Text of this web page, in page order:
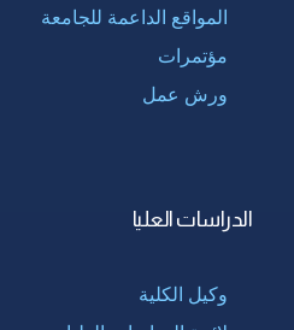
المواقع الداعمة للجامعة
مؤتمرات
ورش عمل
الدراسات العليا
وكيل الكلية